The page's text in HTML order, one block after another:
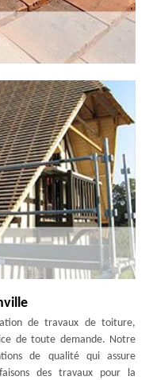
de travaux de toiture,
de toute demande. Notre
de qualité qui assure
des travaux pour la